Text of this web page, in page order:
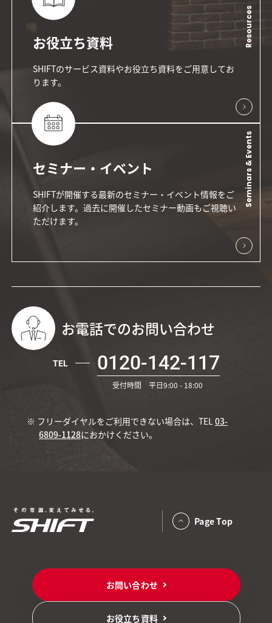
お役立ち資料
SHIFTのサービス資料やお役立ち資料をご用意してお
ります。
Resources
セミナー・イベント
SHIFTが開催する最新のセミナー・イベント情報をご
紹介します。過去に開催したセミナー動画もご視聴い
ただけます。
Seminars & Events
お電話でのお問い合わせ
TEL 0120-142-117
受付時間 平日9:00 - 18:00
※ フリーダイヤルをご利用できない場合は、TEL03-
6809-1128におかけください。
お問い合わせ
お役立ち資料
Page Top